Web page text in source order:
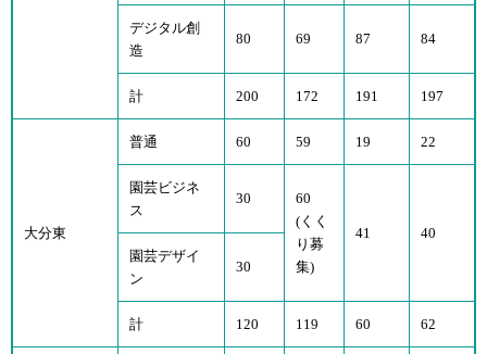
デジタル創
造
80 69 87 84
計 200 172 191 197
大分東
普通 60 59 19 22
園芸ビジネ
ス
30
60
(くく
り募
集)
41
40
園芸デザイ
ン
30
計 120 119 60 62